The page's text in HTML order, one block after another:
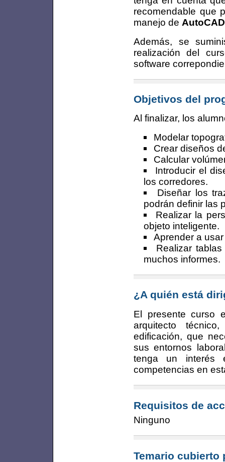
recomendable que
manejo de AutoCAD
Además, se
realización del
software
Objetivos del
Al finalizar, los
Modelar
Crear diseños
Calcular
Introducir el
los corredores.
Diseñar los
podrán definir las
Realizar la
objeto inteligente.
Aprender a
Realizar
muchos informes.
¿A quién está
El presente curso
arquitecto
edificación, que
sus entornos
tenga un interés
competencias en
Requisitos de
Ninguno
Temario cubierto